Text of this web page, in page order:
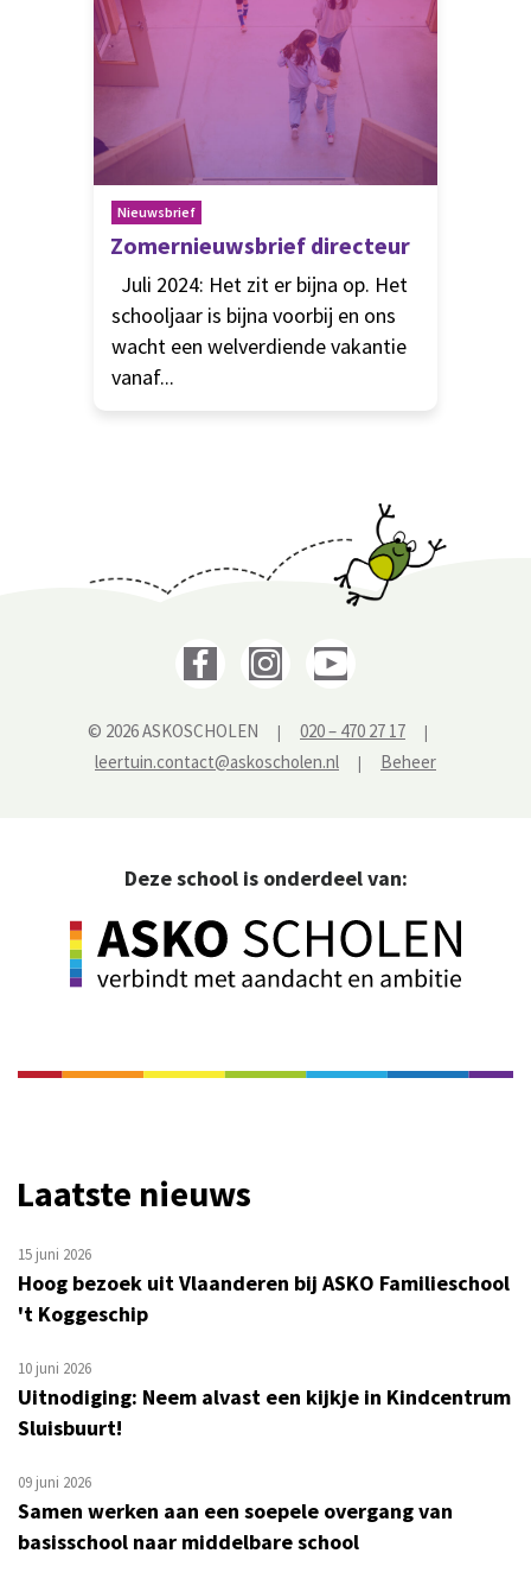
Nieuwsbrief
Zomernieuwsbrief directeur
Juli 2024: Het zit er bijna op. Het
schooljaar is bijna voorbij en ons
wacht een welverdiende vakantie
vanaf...
© 2026 ASKOSCHOLEN | 020 – 470 27 17 |
leertuin.contact@askoscholen.nl | Beheer
Deze school is onderdeel van:
Laatste nieuws
15 juni 2026
Hoog bezoek uit Vlaanderen bij ASKO Familieschool
't Koggeschip
10 juni 2026
Uitnodiging: Neem alvast een kijkje in Kindcentrum
Sluisbuurt!
09 juni 2026
Samen werken aan een soepele overgang van
basisschool naar middelbare school